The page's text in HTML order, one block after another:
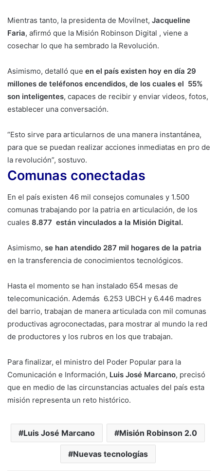
Mientras tanto, la presidenta de Movilnet, Jacqueline
Faria, afirmó que la Misión Robinson Digital , viene a
cosechar lo que ha sembrado la Revolución.
Asimismo, detalló que en el país existen hoy en día 29
millones de teléfonos encendidos, de los cuales el 55%
son inteligentes, capaces de recibir y enviar videos, fotos,
establecer una conversación.
“Esto sirve para articularnos de una manera instantánea,
para que se puedan realizar acciones inmediatas en pro de
la revolución”, sostuvo.
Comunas conectadas
En el país existen 46 mil consejos comunales y 1.500
comunas trabajando por la patria en articulación, de los
cuales 8.877 están vinculados a la Misión Digital.
Asimismo, se han atendido 287 mil hogares de la patria
en la transferencia de conocimientos tecnológicos.
Hasta el momento se han instalado 654 mesas de
telecomunicación. Además 6.253 UBCH y 6.446 madres
del barrio, trabajan de manera articulada con mil comunas
productivas agroconectadas, para mostrar al mundo la red
de productores y los rubros en los que trabajan.
Para finalizar, el ministro del Poder Popular para la
Comunicación e Información, Luis José Marcano, precisó
que en medio de las circunstancias actuales del país esta
misión representa un reto histórico.
Luis José Marcano Misión Robinson 2.0
Nuevas tecnologías